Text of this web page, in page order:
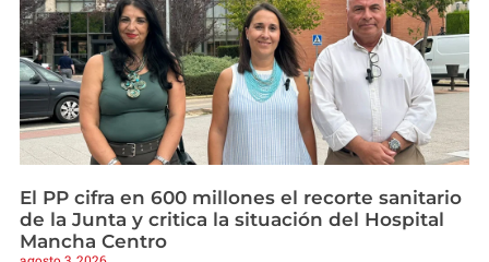
El PP cifra en 600 millones el recorte sanitario
de la Junta y critica la situación del Hospital
Mancha Centro